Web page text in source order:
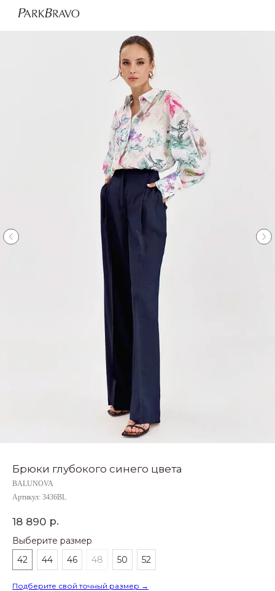
Брюки глубокого синего цвета
BALUNOVA
Артикул: 3436BL
18 890 р.
Выберите размер
42
44 46 48 50 52
Подберите свой точный размер →